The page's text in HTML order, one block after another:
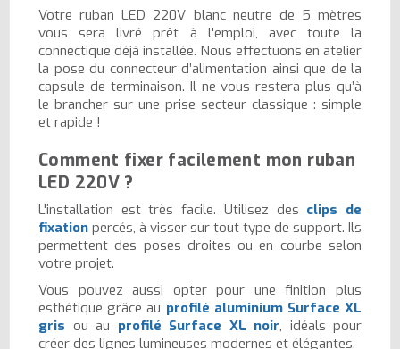
Votre ruban LED 220V blanc neutre de 5 mètres
vous sera livré prêt à l'emploi, avec toute la
connectique déjà installée. Nous effectuons en atelier
la pose du connecteur d’alimentation ainsi que de la
capsule de terminaison. Il ne vous restera plus qu’à
le brancher sur une prise secteur classique : simple
et rapide !
Comment fixer facilement mon ruban
LED 220V ?
L'installation est très facile. Utilisez des clips de
fixation percés, à visser sur tout type de support. Ils
permettent des poses droites ou en courbe selon
votre projet.
Vous pouvez aussi opter pour une finition plus
esthétique grâce au profilé aluminium Surface XL
gris ou au profilé Surface XL noir, idéals pour
créer des lignes lumineuses modernes et élégantes.